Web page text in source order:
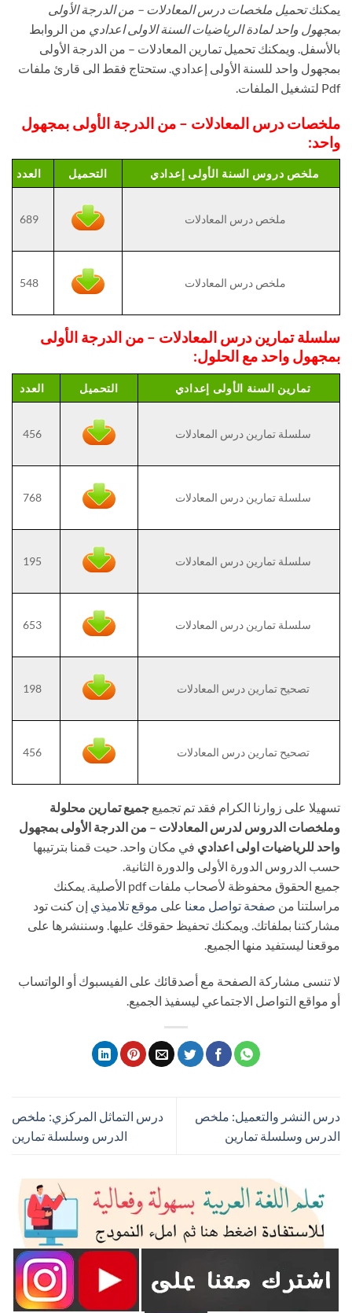
يمكنكتحميل ملخصات درس المعادلات – من الدرجة الأولى
بمجهول واحد لمادة الرياضيات السنة الاولى اعدادي من الروابط
بالأسفل. ويمكنك تحميل تمارين المعادلات – من الدرجة الأولى
بمجهول واحد للسنة الأولى إعدادي. ستحتاج فقط الى قارئ ملفات
Pdf لتشغيل الملفات.
ملخصات درس المعادلات – من الدرجة الأولى بمجهول
واحد:
ملخص دروس السنة الأولى إعدادي التحميل العدد
ملخص درس المعادلات 689
ملخص درس المعادلات 548
سلسلةتمارين درس المعادلات – من الدرجة الأولى
بمجهول واحد مع الحلول:
تمارين السنة الأولى إعدادي التحميل العدد
سلسلة تمارين درس المعادلات 456
سلسلة تمارين درس المعادلات 768
سلسلة تمارين درس المعادلات 195
سلسلة تمارين درس المعادلات 653
تصحيح تمارين درس المعادلات 198
تصحيح تمارين درس المعادلات 456
تسهيلا على زوارنا الكرام فقد تم تجميع جميع تمارين محلولة
وملخصات الدروس لدرس المعادلات – من الدرجة الأولى بمجهول
واحد للرياضيات اولى اعدادي في مكان واحد. حيت قمنا بترتيبها
حسب الدروس الدورة الأولى والدورة الثانية.
جميع الحقوق محفوظة لأصحاب ملفات pdf الأصلية. يمكنك
مراسلتنا من صفحة تواصل معنا على موقع تلاميذي إن كنت تود
مشاركتنا بملفاتك. ويمكنك تحفيظ حقوقك عليها. وسننشرها على
موقعنا ليستفيد منها الجميع.
لا تنسى مشاركة الصفحة مع أصدقائك على الفيسبوك أو الواتساب
أو مواقع التواصل الاجتماعي ليسفيذ الجميع.
درس النشر والتعميل: ملخص
الدرس وسلسلة تمارين
درس التماثل المركزي: ملخص
الدرس وسلسلة تمارين